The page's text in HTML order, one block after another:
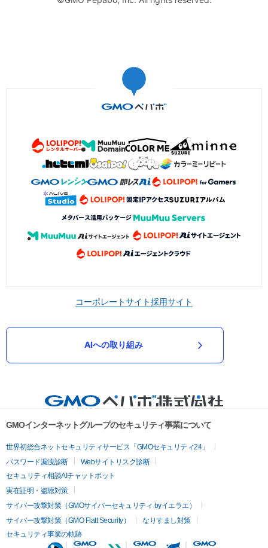
コーポレートサイト採用サイト
AIへの取り組み
GMOインターネットグループのセキュリティ事業について
世界初総合ネットセキュリティサービス「GMOセキュリティ24」
パスワード漏洩診断
Webサイトリスク診断
セキュリティ相談AIチャットボット
実在証明・盗聴対策
サイバー攻撃対策（GMOサイバーセキュリティ byイエラエ）
サイバー攻撃対策（GMO Flatt Security）
なりすまし対策
セキュリティ事業の軌跡